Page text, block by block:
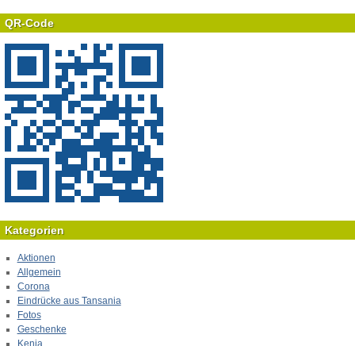
QR-Code
Kategorien
Aktionen
Allgemein
Corona
Eindrücke aus Tansania
Fotos
Geschenke
Kenia